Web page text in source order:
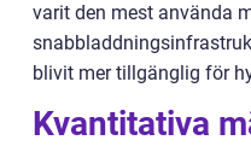
varit den mest använda
blivit mer tillgänglig för
Kvantitativa